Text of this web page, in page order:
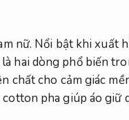
nữ. Nổi bật khi xuất
hai dòng phổ biến
chất cho cảm giác
pha giúp áo giữ